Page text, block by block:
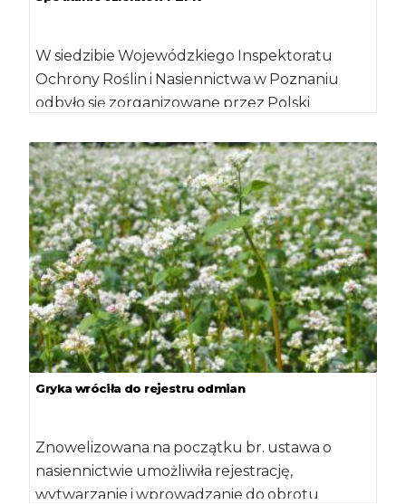
W siedzibie Wojewódzkiego Inspektoratu
Ochrony Roślin i Nasiennictwa w Poznaniu
odbyło się zorganizowane przez Polski
spotkanie dotyczące […]
Gryka wróciła do rejestru odmian
Znowelizowana na początku br. ustawa o
nasiennictwie umożliwiła rejestrację,
wytwarzanie i wprowadzanie do obrotu